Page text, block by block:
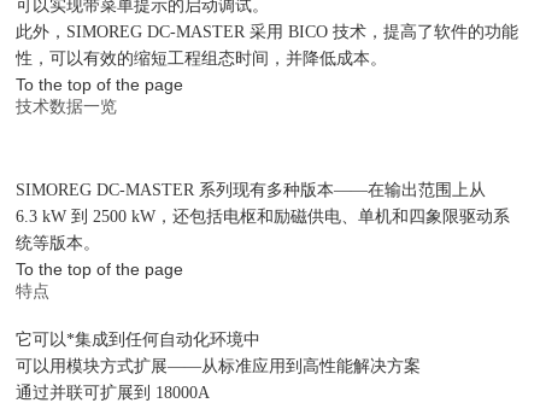
可以实现带菜单提示的启动调试。
此外，SIMOREG DC-MASTER 采用 BICO 技术，提高了软件的功能
性，可以有效的缩短工程组态时间，并降低成本。
To the top of the page
技术数据一览
SIMOREG DC-MASTER 系列现有多种版本——在输出范围上从
6.3 kW 到 2500 kW，还包括电枢和励磁供电、单机和四象限驱动系
统等版本。
To the top of the page
特点
它可以*集成到任何自动化环境中
可以用模块方式扩展——从标准应用到高性能解决方案
通过并联可扩展到 18000A